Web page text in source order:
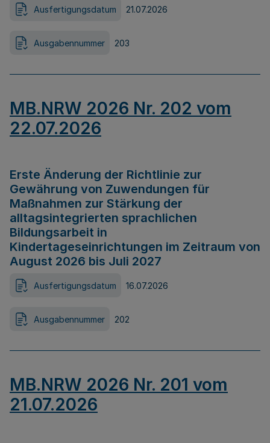
Ausfertigungsdatum 21.07.2026
Ausgabennummer 203
MB.NRW 2026 Nr. 202 vom
22.07.2026
Erste Änderung der Richtlinie zur
Gewährung von Zuwendungen für
Maßnahmen zur Stärkung der
alltagsintegrierten sprachlichen
Bildungsarbeit in
Kindertageseinrichtungen im Zeitraum von
August 2026 bis Juli 2027
Ausfertigungsdatum 16.07.2026
Ausgabennummer 202
MB.NRW 2026 Nr. 201 vom
21.07.2026